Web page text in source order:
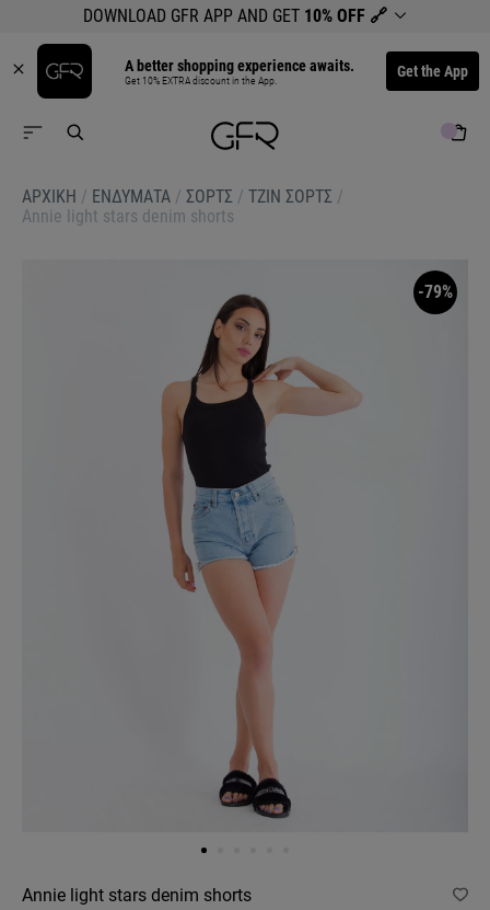
DOWNLOAD GFR APP AND GET 10% OFF 🔗
A better shopping experience awaits.
Get 10% EXTRA discount in the App. Get the App
ΑΡΧΙΚΉ / ΕΝΔΥΜΑΤΑ / ΣΟΡΤΣ / ΤΖΙΝ ΣΟΡΤΣ /
Annie light stars denim shorts
-79%
Annie light stars denim shorts